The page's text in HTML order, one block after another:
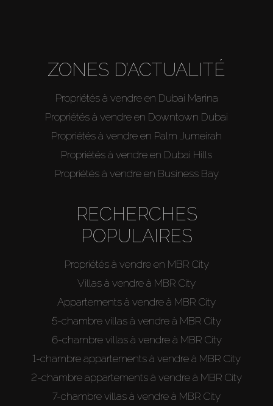
Vendre
Hors Plan
ZONES D’ACTUALITÉ
Propriétés à vendre en Dubai Marina
Propriétés à vendre en Downtown Dubai
Propriétés à vendre en Palm Jumeirah
Propriétés à vendre en Dubai Hills
Propriétés à vendre en Business Bay
RECHERCHES
POPULAIRES
Propriétés à vendre en MBR City
Villas à vendre à MBR City
Appartements à vendre à MBR City
5-chambre villas à vendre à MBR City
6-chambre villas à vendre à MBR City
1-chambre appartements à vendre à MBR City
2-chambre appartements à vendre à MBR City
7-chambre villas à vendre à MBR City